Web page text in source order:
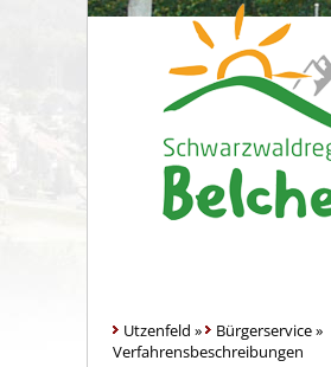
Utzenfeld » Bürgerservice»
Verfahrensbeschreibungen